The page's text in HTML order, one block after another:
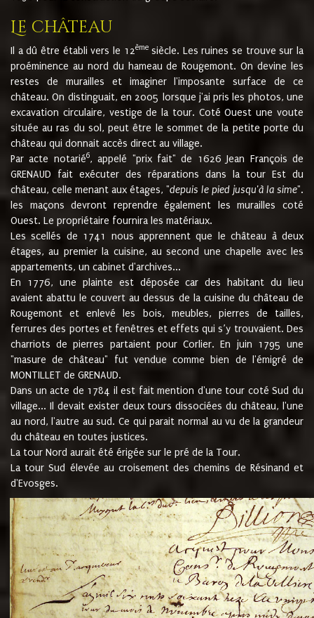
Le château
Il a dû être établi vers le 12èmesiècle. Les ruines se trouve sur la
proéminence au nord du hameau de Rougemont. On devine les
restes de murailles et imaginer l'imposante surface de ce
château. On distinguait, en 2005 lorsque j'ai pris les photos, une
excavation circulaire, vestige de la tour. Coté Ouest une voute
située au ras du sol, peut être le sommet de la petite porte du
château qui donnait accès direct au village.
Par acte notarié6, appelé "prix fait" de 1626 Jean François de
GRENAUD fait exécuter des réparations dans la tour Est du
château, celle menant aux étages, "depuis le pied jusqu'à la sime".
les maçons devront reprendre également les murailles coté
Ouest. Le propriétaire fournira les matériaux.
Les scellés de 1741 nous apprennent que le château à deux
étages, au premier la cuisine, au second une chapelle avec les
appartements, un cabinet d'archives...
En 1776, une plainte est déposée car des habitant du lieu
avaient abattu le couvert au dessus de la cuisine du château de
Rougemont et enlevé les bois, meubles, pierres de tailles,
ferrures des portes et fenêtres et effets qui s’y trouvaient. Des
charriots de pierres partaient pour Corlier. En juin 1795 une
"masure de château" fut vendue comme bien de l'émigré de
MONTILLET de GRENAUD.
Dans un acte de 1784 il est fait mention d'une tour coté Sud du
village... Il devait exister deux tours dissociées du château, l'une
au nord, l'autre au sud. Ce qui parait normal au vu de la grandeur
du château en toutes justices.
La tour Nord aurait été érigée sur le pré de la Tour.
La tour Sud élevée au croisement des chemins de Résinand et
d'Evosges.